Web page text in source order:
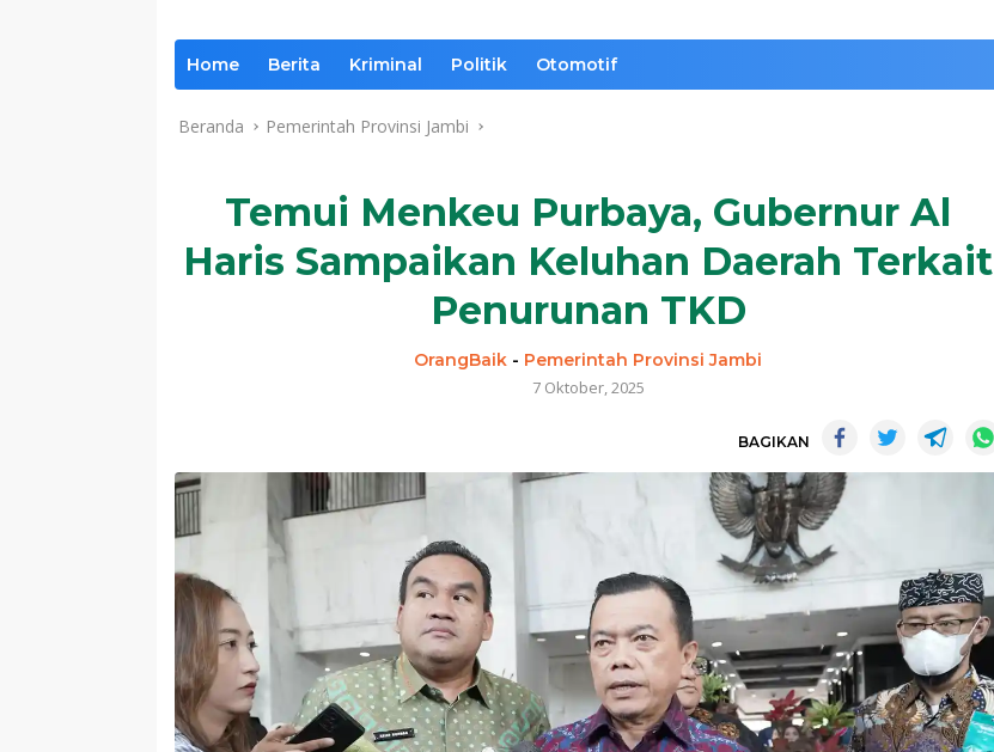
Home Berita Kriminal Politik Otomotif
Beranda Pemerintah Provinsi Jambi
Temui Menkeu Purbaya, Gubernur Al
Haris Sampaikan Keluhan Daerah Terkait
Penurunan TKD
OrangBaik - Pemerintah Provinsi Jambi
7 Oktober, 2025
Komentar
BAGIKAN